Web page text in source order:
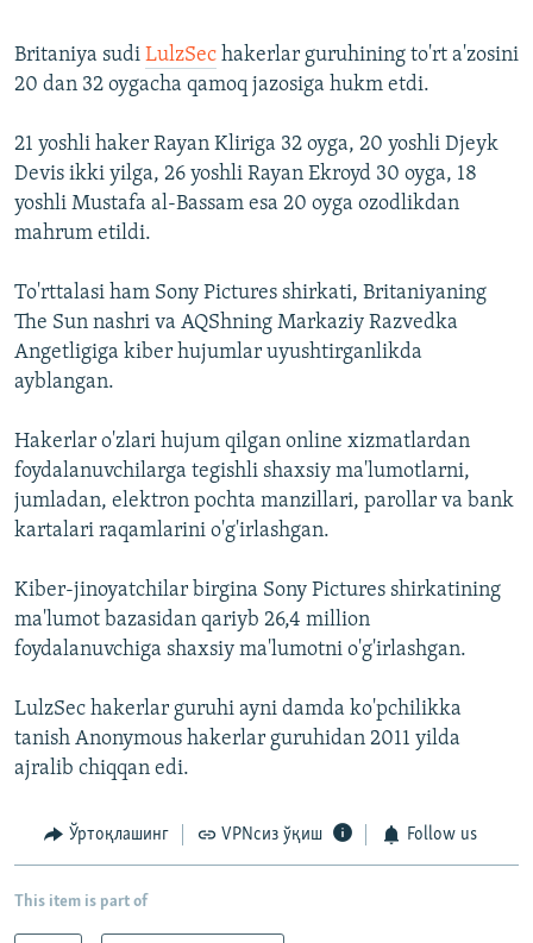
Britaniya sudi LulzSec hakerlar guruhining to'rt a'zosini
20 dan 32 oygacha qamoq jazosiga hukm etdi.
21 yoshli haker Rayan Kliriga 32 oyga, 20 yoshli Djeyk
Devis ikki yilga, 26 yoshli Rayan Ekroyd 30 oyga, 18
yoshli Mustafa al-Bassam esa 20 oyga ozodlikdan
mahrum etildi.
To'rttalasi ham Sony Pictures shirkati, Britaniyaning
The Sun nashri va AQShning Markaziy Razvedka
Angetligiga kiber hujumlar uyushtirganlikda
ayblangan.
Hakerlar o'zlari hujum qilgan online xizmatlardan
foydalanuvchilarga tegishli shaxsiy ma'lumotlarni,
jumladan, elektron pochta manzillari, parollar va bank
kartalari raqamlarini o'g'irlashgan.
Kiber-jinoyatchilar birgina Sony Pictures shirkatining
ma'lumot bazasidan qariyb 26,4 million
foydalanuvchiga shaxsiy ma'lumotni o'g'irlashgan.
LulzSec hakerlar guruhi ayni damda ko'pchilikka
tanish Anonymous hakerlar guruhidan 2011 yilda
ajralib chiqqan edi.
Ўртоқлашинг VPNсиз ўқиш Follow us
This item is part of